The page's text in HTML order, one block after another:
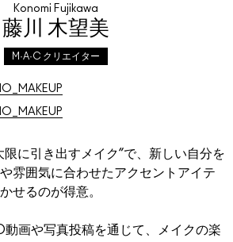
Konomi Fujikawa
藤川 木望美
M·A·C クリエイター
限に引き出すメイク”で、新しい自分を
雰囲気に合わせたアクセントアイテ
せるのが得意。
画や写真投稿を通じて、メイクの楽